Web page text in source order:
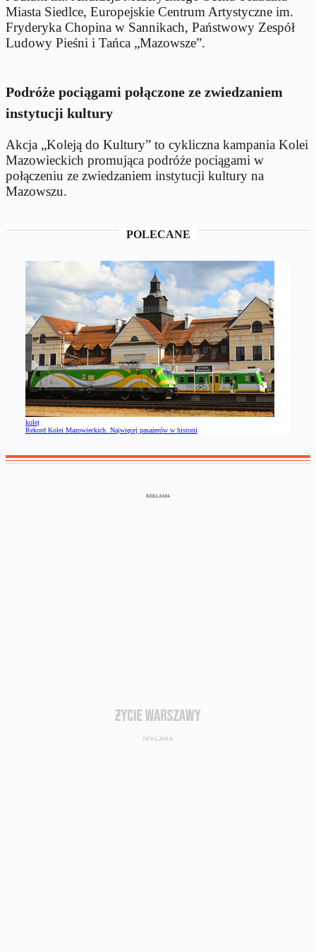
Miasta Siedlce, Europejskie Centrum Artystyczne im.
Fryderyka Chopina w Sannikach, Państwowy Zespół
Ludowy Pieśni i Tańca „Mazowsze”.
Podróże pociągami połączone ze zwiedzaniem
instytucji kultury
Akcja „Koleją do Kultury” to cykliczna kampania Kolei
Mazowieckich promująca podróże pociągami w
połączeniu ze zwiedzaniem instytucji kultury na
Mazowszu.
POLECANE
kolej
Rekord Kolei Mazowieckich. Najwięcej pasażerów w historii
REKLAMA